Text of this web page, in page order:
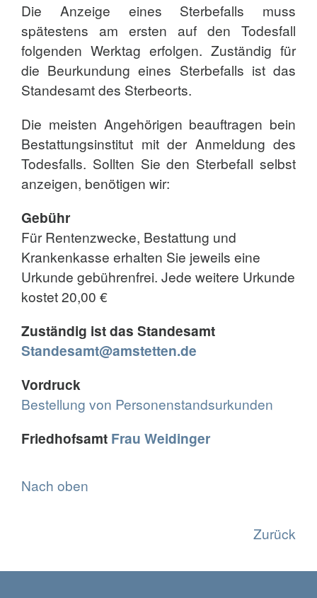
Die Anzeige eines Sterbefalls muss
spätestens am ersten auf den Todesfall
folgenden Werktag erfolgen. Zuständig für
die Beurkundung eines Sterbefalls ist das
Standesamt des Sterbeorts.
Die meisten Angehörigen beauftragen bein
Bestattungsinstitut mit der Anmeldung des
Todesfalls. Sollten Sie den Sterbefall selbst
anzeigen, benötigen wir:
Gebühr
Für Rentenzwecke, Bestattung und
Krankenkasse erhalten Sie jeweils eine
Urkunde gebührenfrei. Jede weitere Urkunde
kostet 20,00 €
Zuständig ist das Standesamt
Standesamt@amstetten.de
Vordruck
Bestellung von Personenstandsurkunden
Friedhofsamt Frau Weidinger
Nach oben
Zurück